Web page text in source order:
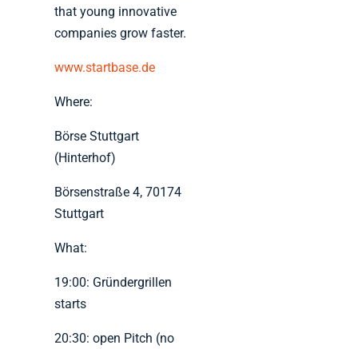
that young innovative
companies grow faster.
www.startbase.de
Where:
Börse Stuttgart
(Hinterhof)
Börsenstraße 4, 70174
Stuttgart
What:
19:00: Gründergrillen
starts
20:30: open Pitch (no